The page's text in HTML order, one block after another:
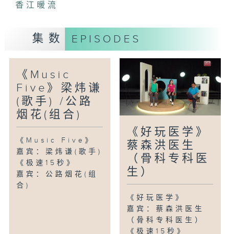
香江暖流
集数 EPISODES
《Music
Five》梁炜谦
(歌手) /公路
烟花(组合)
《Music Five》
嘉宾：梁炜谦(歌手)
《极速15秒》
嘉宾：公路烟花(组
合)
《好玩医学》
蔡森洪医生
（骨科专科医
生）
《好玩医学》
嘉宾：蔡森洪医生
（骨科专科医生）
《极速15秒》